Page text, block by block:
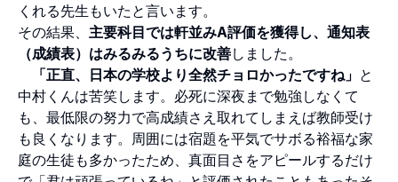
くれる先生もいたと言います。
その結果、 主要科目では軒並みA評価を獲得し、通知表
（成績表）はみるみるうちに改善しました。
「正直、日本の学校より全然チョロかったですね」 と
中村くんは苦笑します。必死に深夜まで勉強しなくて
も、最低限の努力で高成績さえ取れてしまえば教師受け
も良くなります。周囲には宿題を平気でサボる裕福な家
庭の生徒も多かったため、真面目さをアピールするだけ